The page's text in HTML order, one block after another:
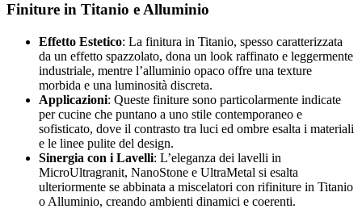
Finiture in Titanio e Alluminio
Effetto Estetico: La finitura in Titanio, spesso caratterizzata
da un effetto spazzolato, dona un look raffinato e leggermente
industriale, mentre l’alluminio opaco offre una texture
morbida e una luminosità discreta.
Applicazioni: Queste finiture sono particolarmente indicate
per cucine che puntano a uno stile contemporaneo e
sofisticato, dove il contrasto tra luci ed ombre esalta i materiali
e le linee pulite del design.
Sinergia con i Lavelli: L’eleganza dei lavelli in
MicroUltragranit, NanoStone e UltraMetal si esalta
ulteriormente se abbinata a miscelatori con rifiniture in Titanio
o Alluminio, creando ambienti dinamici e coerenti.